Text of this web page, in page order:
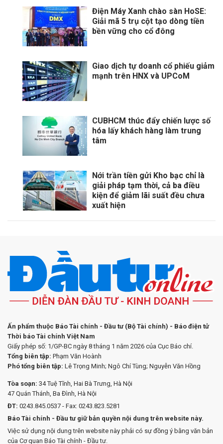
Điện Máy Xanh chào sàn HoSE:
Giải mã 5 trụ cột tạo dòng tiền
bền vững cho cổ đông
Giao dịch tự doanh cổ phiếu giảm
mạnh trên HNX và UPCoM
CUBHCM thúc đẩy chiến lược số
hóa lấy khách hàng làm trung
tâm
Nới trần tiền gửi Kho bạc chỉ là
giải pháp tạm thời, cả ba điều
kiện để giảm lãi suất đều chưa
xuất hiện
Ấn phẩm thuộc Báo Tài chính - Đầu tư (Bộ Tài chính) - Báo điện tử
Thời báo Tài chính Việt Nam
Giấy phép số: 1/GP-BC ngày 8 tháng 1 năm 2026 của Cục Báo chí.
Tổng biên tập: Phạm Văn Hoành
Phó tổng biên tập: Lê Trọng Minh; Ngô Chí Tùng; Nguyễn Văn Hồng
Tòa soạn: 34 Tuệ Tĩnh, Hai Bà Trưng, Hà Nội
47 Quán Thánh, Ba Đình, Hà Nội
ĐT: 0243.845.0537 - Fax: 0243.823.5281
Báo Tài chính - Đầu tư giữ bản quyền nội dung trên website này.
Việc sử dụng nội dung trên website này phải có sự đồng ý bằng văn bản
của Cơ quan Báo Tài chính - Đầu tư.